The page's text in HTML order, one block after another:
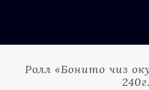
Ролл «Бонито чиз
240г.